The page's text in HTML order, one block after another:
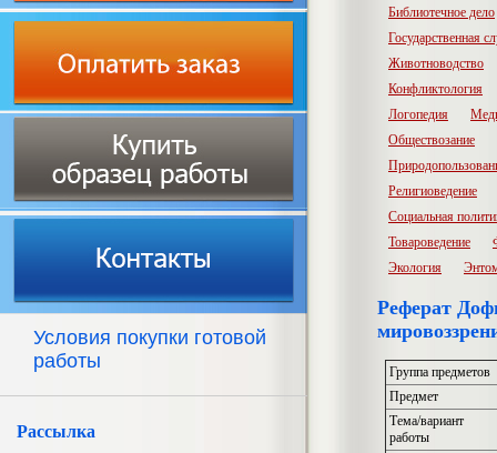
Условия покупки готовой
работы
Рассылка
Библиотечное дело
Государственная
Животноводство
Конфликтология
Логопедия
Обществозание
Религиоведение
Социальная
Товароведение
Экология
Реферат
Группа предметов
Предмет
Тема/вариант
работы